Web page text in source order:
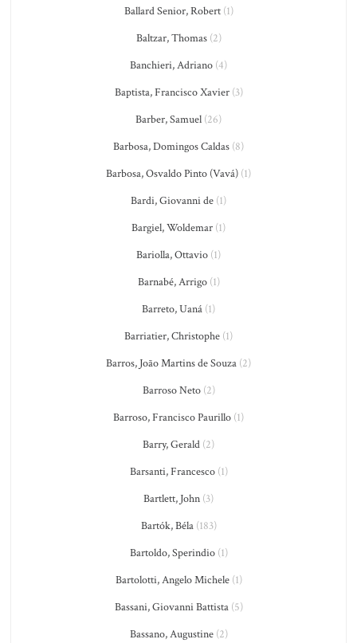
Ballard Senior, Robert(1)
Baltzar, Thomas(2)
Banchieri, Adriano (4)
Baptista, Francisco Xavier(3)
Barber, Samuel (26)
Barbosa, Domingos Caldas (8)
Barbosa, Osvaldo Pinto (Vavá) (1)
Bardi, Giovanni de (1)
Bargiel, Woldemar (1)
Bariolla, Ottavio (1)
Barnabé, Arrigo(1)
Barreto, Uaná (1)
Barriatier, Christophe (1)
Barros, João Martins de Souza (2)
Barroso Neto(2)
Barroso, Francisco Paurillo (1)
Barry, Gerald (2)
Barsanti, Francesco(1)
Bartlett, John (3)
Bartók, Béla(183)
Bartoldo, Sperindio(1)
Bartolotti, Angelo Michele(1)
Bassani, Giovanni Battista(5)
Bassano, Augustine(2)